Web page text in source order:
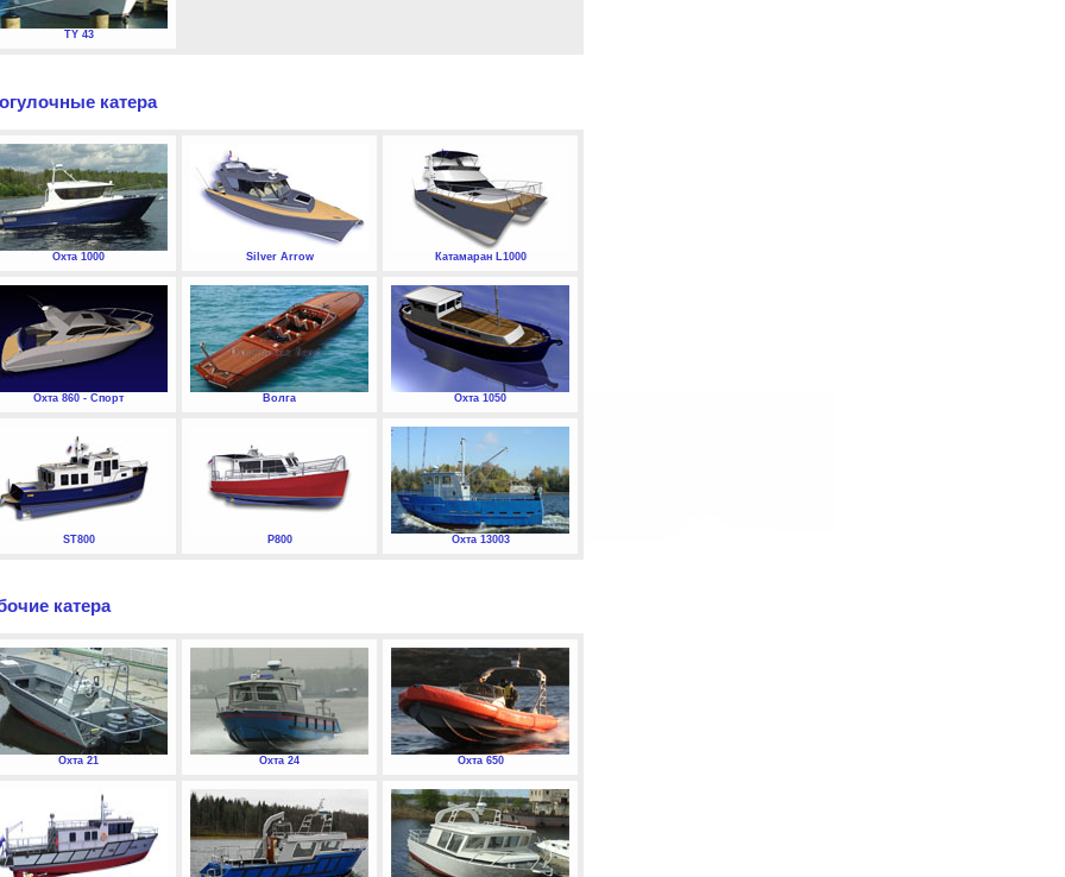
TY 43
катера
Охта 1000 Silver Arrow Катамаран L1000
Охта 860 - Спорт Волга Охта 1050
ST800 P800 Охта 13003
катера
Охта 21 Охта 24 Охта 650